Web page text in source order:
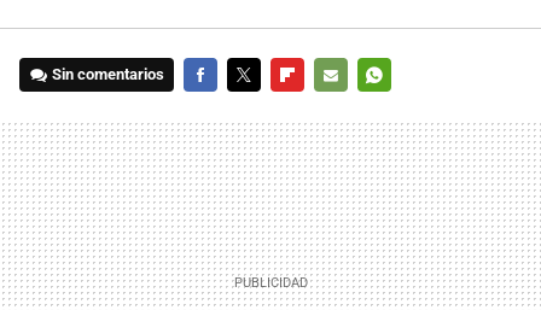
Sin comentarios
MAIL